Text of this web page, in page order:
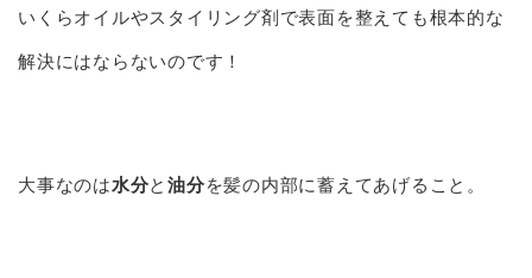
いくらオイルやスタイリング剤で表面を整えても根本的な
解決にはならないのです！
大事なのは水分と 油分を髪の内部に蓄えてあげること。